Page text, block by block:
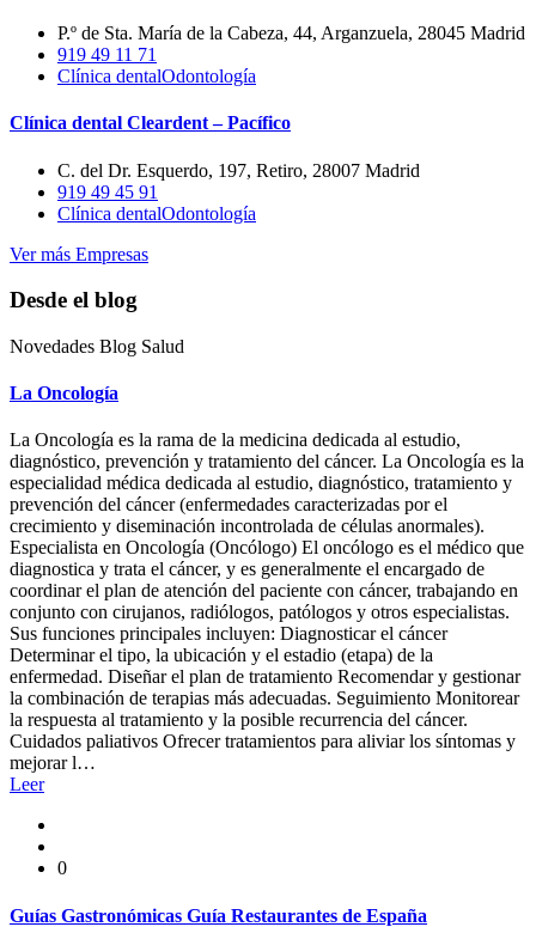
P.º de Sta. María de la Cabeza, 44, Arganzuela, 28045 Madrid
919 49 11 71
Clínica dentalOdontología
Clínica dental Cleardent – Pacífico
C. del Dr. Esquerdo, 197, Retiro, 28007 Madrid
919 49 45 91
Clínica dentalOdontología
Ver más Empresas
Desde el blog
Novedades Blog Salud
La Oncología
La Oncología es la rama de la medicina dedicada al estudio,
diagnóstico, prevención y tratamiento del cáncer. La Oncología es la
especialidad médica dedicada al estudio, diagnóstico, tratamiento y
prevención del cáncer (enfermedades caracterizadas por el
crecimiento y diseminación incontrolada de células anormales).
Especialista en Oncología (Oncólogo) El oncólogo es el médico que
diagnostica y trata el cáncer, y es generalmente el encargado de
coordinar el plan de atención del paciente con cáncer, trabajando en
conjunto con cirujanos, radiólogos, patólogos y otros especialistas.
Sus funciones principales incluyen: Diagnosticar el cáncer
Determinar el tipo, la ubicación y el estadio (etapa) de la
enfermedad. Diseñar el plan de tratamiento Recomendar y gestionar
la combinación de terapias más adecuadas. Seguimiento Monitorear
la respuesta al tratamiento y la posible recurrencia del cáncer.
Cuidados paliativos Ofrecer tratamientos para aliviar los síntomas y
mejorar l…
Leer
0
Guías Gastronómicas Guía Restaurantes de España